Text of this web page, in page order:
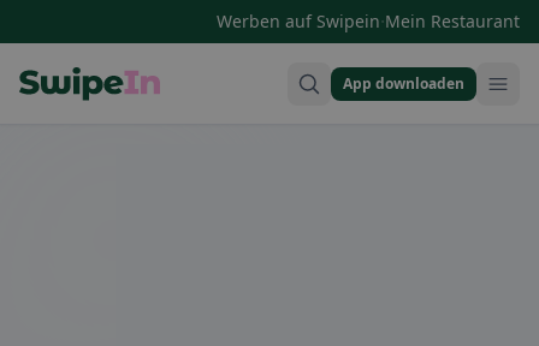
Werben auf Swipein·Mein Restaurant
App downloaden